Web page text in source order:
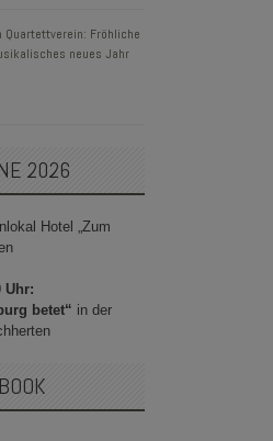
Quartettverein: Fröhliche
neues Jahr
2026
Hotel „Zum
Uhr:
betet“ in der